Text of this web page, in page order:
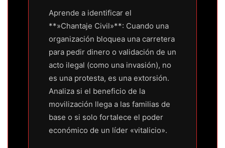
Aprende a identificar el
**»Chantaje Civil»**: Cuando una
organización bloquea una carretera
para pedir dinero o validación de un
acto ilegal (como una invasión), no
es una protesta, es una extorsión.
Analiza si el beneficio de la
movilización llega a las familias de
base o si solo fortalece el poder
económico de un líder «vitalicio».